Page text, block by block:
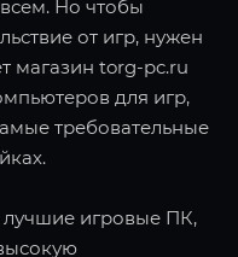
Но чтобы
от игр, нужен
магазин torg-pc.ru
для игр,
требовательные
игровые ПК,